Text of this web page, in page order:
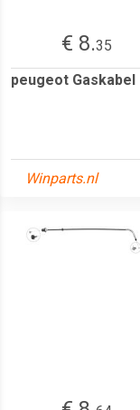
€ 8.35
peugeot Gaskabel
Winparts.nl